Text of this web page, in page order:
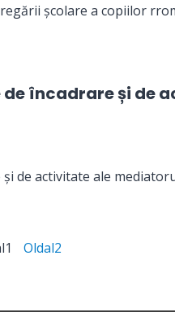
școlare a copiilor
de încadrare și de
de activitate ale
1 Oldal2